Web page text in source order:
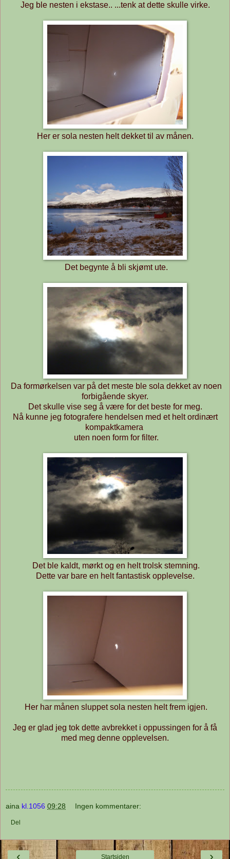
Jeg ble nesten i ekstase.. ...tenk at dette skulle virke.
Her er sola nesten helt dekket til av månen.
Det begynte å bli skjømt ute.
Da formørkelsen var på det meste ble sola dekket av noen
forbigående skyer.
Det skulle vise seg å være for det beste for meg.
Nå kunne jeg fotografere hendelsen med et helt ordinært
kompaktkamera
uten noen form for filter.
Det ble kaldt, mørkt og en helt trolsk stemning.
Dette var bare en helt fantastisk opplevelse.
Her har månen sluppet sola nesten helt frem igjen.
Jeg er glad jeg tok dette avbrekket i oppussingen for å få
med meg denne opplevelsen.
aina kl.1056 09:28 Ingen kommentarer:
Del
Startsiden